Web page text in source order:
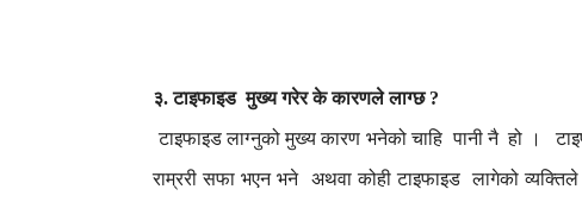
३.टाइफाइड मुख्यगरेरकेकारणलेलाग्छ?
टाइफाइडलाग्नुकोमुख्य कारण भनेकोचाहि पानीनै हो ।
राम्ररी सफा भएन भने अथवा कोही टाइफाइड लागेको व्यक्तिले